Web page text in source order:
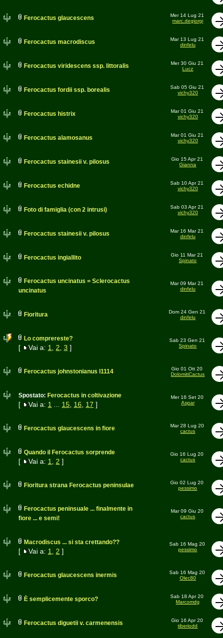
Ferocactus glaucescens
Mer 14 Lug 21
marc.degiorgi
Ferocactus macrodiscus
Mar 13 Lug 21
dinfelu
Ferocactus viridescens ssp. littoralis
Mer 30 Giu 21
Lucz
Ferocactus fordii ssp. borealis
Sab 05 Giu 21
vichy320
Ferocactus histrix
Mar 01 Giu 21
vichy320
Ferocactus alamosanus
Mar 01 Giu 21
vichy320
Ferocactus stainesii v. pilosus
Gio 15 Apr 21
Gianna
Ferocactus echidne
Sab 10 Apr 21
vichy320
Foto di famiglia (con 2 intrusi)
Sab 03 Apr 21
vichy320
Ferocactus stainesii v. pilosus
Mar 16 Mar 21
dinfelu
Ferocactus ingiallito
Gio 11 Mar 21
Spinato
Ferocactus uncinatus = Sclerocactus
uncinatus
Mar 09 Mar 21
dinfelu
Fioritura
Dom 24 Gen 21
dinfelu
Lo comprereste?
[ Vai a: 1 2 3 ]
Sab 23 Gen 21
Spinato
Ferocactus johnstonianus l1114
Gio 01 Ott 20
DolomitiCactus
Spostato: Ferocactus in coltivazione
[ Vai a: 1 15, 16 17 ]
Mer 16 Set 20
Aspar
Ferocactus glaucescens in fiore
Mar 28 Lug 20
cactus
Quando il Ferocactus sorprende
[ Vai a: 1 2 ]
Gio 16 Lug 20
cactus
Fioritura strana Ferocactus peninsulae
Gio 02 Lug 20
pessimo
Ferocactus peninsuale ... finalmente in
fiore ... e semi!
Mar 09 Giu 20
cactus
Macrodiscus ... si sta crettando??
[ Vai a: 1 2 ]
Sab 16 Mag 20
pessimo
Ferocactus glaucescens inermis
Sab 16 Mag 20
Olec80
È semplicemente sporco?
Sab 18 Apr 20
Marcomdg
Ferocactus diguetii v. carmenensis
Gio 16 Apr 20
tiberiodd